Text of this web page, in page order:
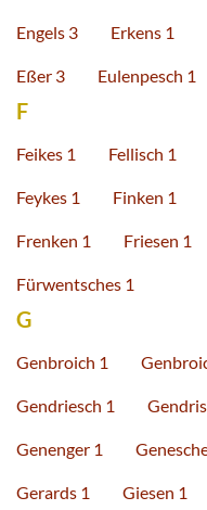
Engels 3 Erkens 1
Eßer 3 Eulenpesch 1
F
Feikes 1 Fellisch 1
Feykes 1 Finken 1
Frenken 1 Friesen 1
Fürwentsches 1
G
Genbroich 1
Gendriesch 1
Genenger 1
Gerards 1 Giesen 1